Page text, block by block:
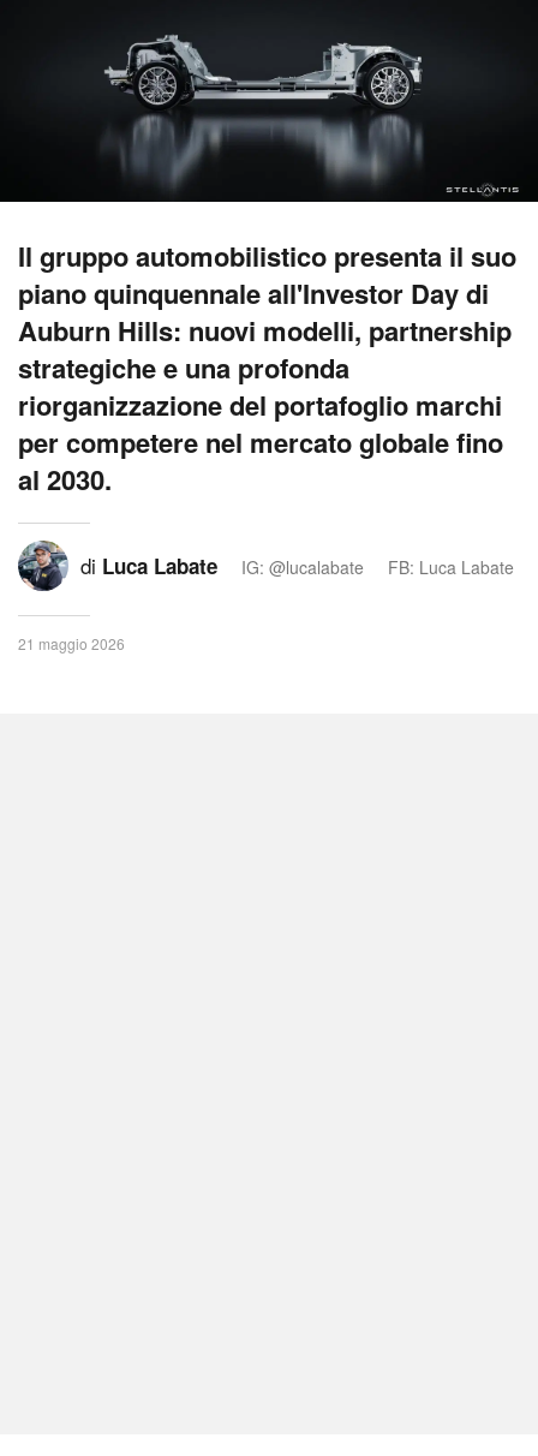
Il gruppo automobilistico presenta il suo
piano quinquennale all'Investor Day di
Auburn Hills: nuovi modelli, partnership
strategiche e una profonda
riorganizzazione del portafoglio marchi
per competere nel mercato globale fino
al 2030.
di Luca Labate IG: @lucalabate FB: Luca Labate
21 maggio 2026